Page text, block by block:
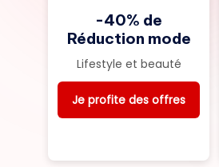
-40% de
Réduction mode
Lifestyle et beauté
Je profite des offres